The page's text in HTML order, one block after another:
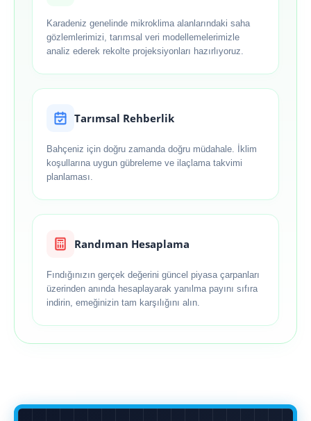
Karadeniz genelinde mikroklima alanlarındaki saha
gözlemlerimizi, tarımsal veri modellemelerimizle
analiz ederek rekolte projeksiyonları hazırlıyoruz.
Tarımsal Rehberlik
Bahçeniz için doğru zamanda doğru müdahale. İklim
koşullarına uygun gübreleme ve ilaçlama takvimi
planlaması.
Randıman Hesaplama
Fındığınızın gerçek değerini güncel piyasa çarpanları
üzerinden anında hesaplayarak yanılma payını sıfıra
indirin, emeğinizin tam karşılığını alın.